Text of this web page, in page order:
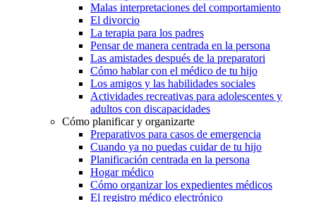
Malas interpretaciones del comportamiento
El divorcio
La terapia para los padres
Pensar de manera centrada en la persona
Las amistades después de la preparatori
Cómo hablar con el médico de tu hijo
Los amigos y las habilidades sociales
Actividades recreativas para adolescentes y
adultos con discapacidades
Cómo planificar y organizarte
Preparativos para casos de emergencia
Cuando ya no puedas cuidar de tu hijo
Planificación centrada en la persona
Hogar médico
Cómo organizar los expedientes médicos
El registro médico electrónico